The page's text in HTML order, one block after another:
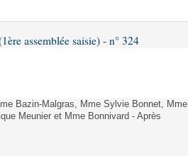
assemblée saisie) - n° 324
Bazin-Malgras, Mme Sylvie Bonnet, Mme
Meunier et Mme Bonnivard - Après